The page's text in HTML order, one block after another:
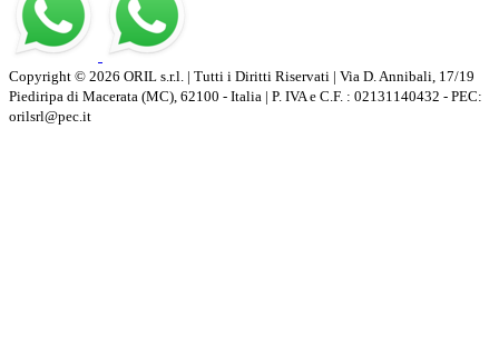
Copyright © 2026 ORIL s.r.l. | Tutti i Diritti Riservati | Via D. Annibali, 17/19
Piediripa di Macerata (MC), 62100 - Italia | P. IVA e C.F. : 02131140432 - PEC:
orilsrl@pec.it